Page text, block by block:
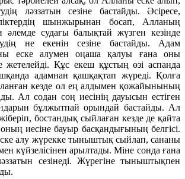
ләззатын сезіне бастайды. Әсіресе,
шынжырынан босап, Алланың
әлемде судағы балықтай жүзген кезінде
не екенін сезіне бастайды. Адам
еске алумен оңаша қалуы ғана оны
жетелейді. Құс екеш құстың өзі аспанда
адамнан қашқақтап жүреді. Қолға
кезде ол ең алдымен қожайынының
Ал содан соң иесінің дауысын естіген
бұлжытпай орындай бастайды. Ал
бостандық сыйлаған кезде де қайта
иесіне бауыр басқандығының белгісі.
алу жүрекке тыныштық сыйлап, сананы
күйзелісінен арылтады. Міне сонда ғана
сезінеді. Жүрегіне тыныштықпен